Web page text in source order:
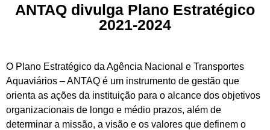
ANTAQ divulga Plano Estratégico
2021-2024
O Plano Estratégico da Agência Nacional e Transportes
Aquaviários – ANTAQ é um instrumento de gestão que
orienta as ações da instituição para o alcance dos objetivos
organizacionais de longo e médio prazos, além de
determinar a missão, a visão e os valores que definem o